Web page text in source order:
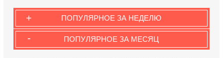
ПОПУЛЯРНОЕ ЗА НЕДЕЛЮ
+
ПОПУЛЯРНОЕ ЗА МЕСЯЦ
-